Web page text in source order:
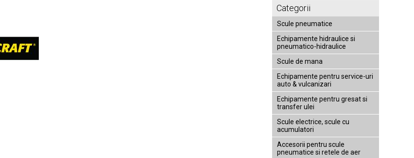
Categorii
Scule pneumatice
Echipamente hidraulice si
pneumatico-hidraulice
Scule de mana
Echipamente pentru service-uri
auto & vulcanizari
Echipamente pentru gresat si
transfer ulei
Scule electrice, scule cu
acumulatori
Accesorii pentru scule
pneumatice si retele de aer